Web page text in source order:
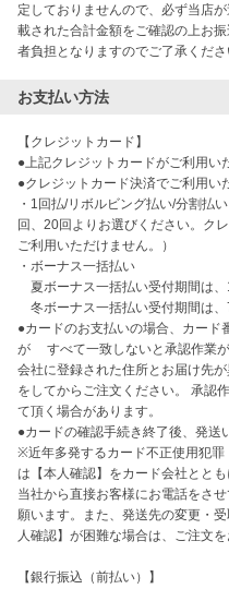
定しておりませんので、必ず当店
載された合計金額をご確認の上お
者負担となりますのでご了承くださ
お支払い方法
【クレジットカード】
●上記クレジットカードがご利用い
●クレジットカード決済でご利用い
・1回払/リボルビング払い/分割払
回、20回よりお選びください。ク
ご利用いただけません。）
・ボーナス一括払い
夏ボーナス一括払い受付期間は、
冬ボーナス一括払い受付期間は、
●カードのお支払いの場合、カード
が 　すべて一致しないと承認作業
会社に登録された住所とお届け先
をしてからご注文ください。 承認
て頂く場合があります。
●カードの確認手続き終了後、発送
※近年多発するカード不正使用犯
は【本人確認】をカード会社とと
当社から直接お客様にお電話をさ
願います。また、発送先の変更・
人確認】が困難な場合は、ご注文
【銀行振込（前払い）】